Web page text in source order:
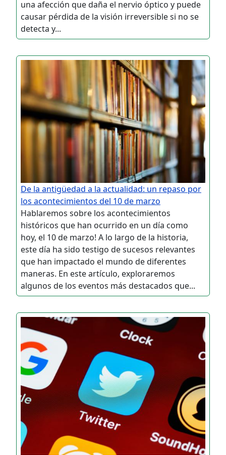
una afección que daña el nervio óptico y puede
causar pérdida de la visión irreversible si no se
detecta y...
De la antigüedad a la actualidad: un repaso por
los acontecimientos del 10 de marzo
Hablaremos sobre los acontecimientos
históricos que han ocurrido en un día como
hoy, el 10 de marzo! A lo largo de la historia,
este día ha sido testigo de sucesos relevantes
que han impactado el mundo de diferentes
maneras. En este artículo, exploraremos
algunos de los eventos más destacados que...